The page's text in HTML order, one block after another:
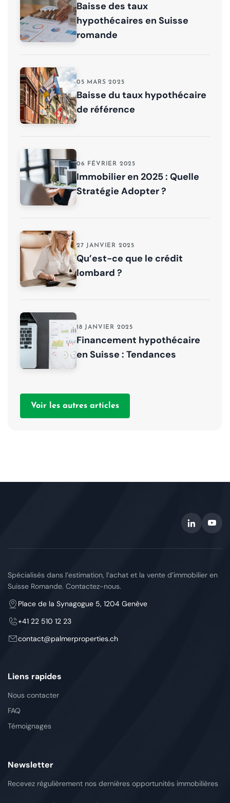
Baisse des taux
hypothécaires en Suisse
romande
05 MARS 2025
Baisse du taux hypothécaire
de référence
06 FÉVRIER 2025
Immobilier en 2025 : Quelle
Stratégie Adopter ?
27 JANVIER 2025
Qu’est-ce que le crédit
lombard ?
18 JANVIER 2025
Financement hypothécaire
en Suisse : Tendances
Voir les autres articles
Spécialisés dans l’estimation, l’achat et la vente d’immobilier en
Suisse Romande. Contactez-nous.
Place de la Synagogue 5, 1204 Genève
+41 22 510 12 23
contact
palmerproperties.ch
Liens rapides
Nous contacter
FAQ
Témoignages
Newsletter
Recevez régulièrement nos dernières opportunités immobilières